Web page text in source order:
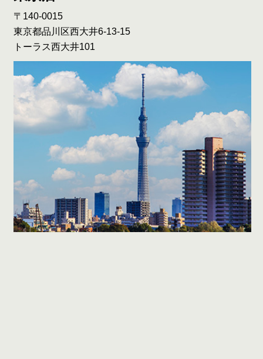
〒140-0015
東京都品川区西大井6-13-15
トーラス西大井101